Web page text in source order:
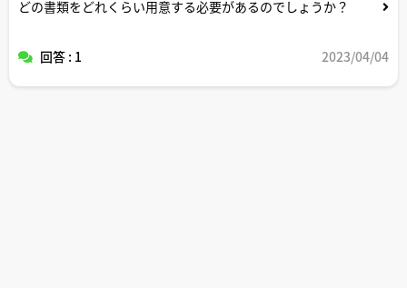
どの書類をどれくらい用意する必要があるのでしょうか？
回答 : 1 2023/04/04